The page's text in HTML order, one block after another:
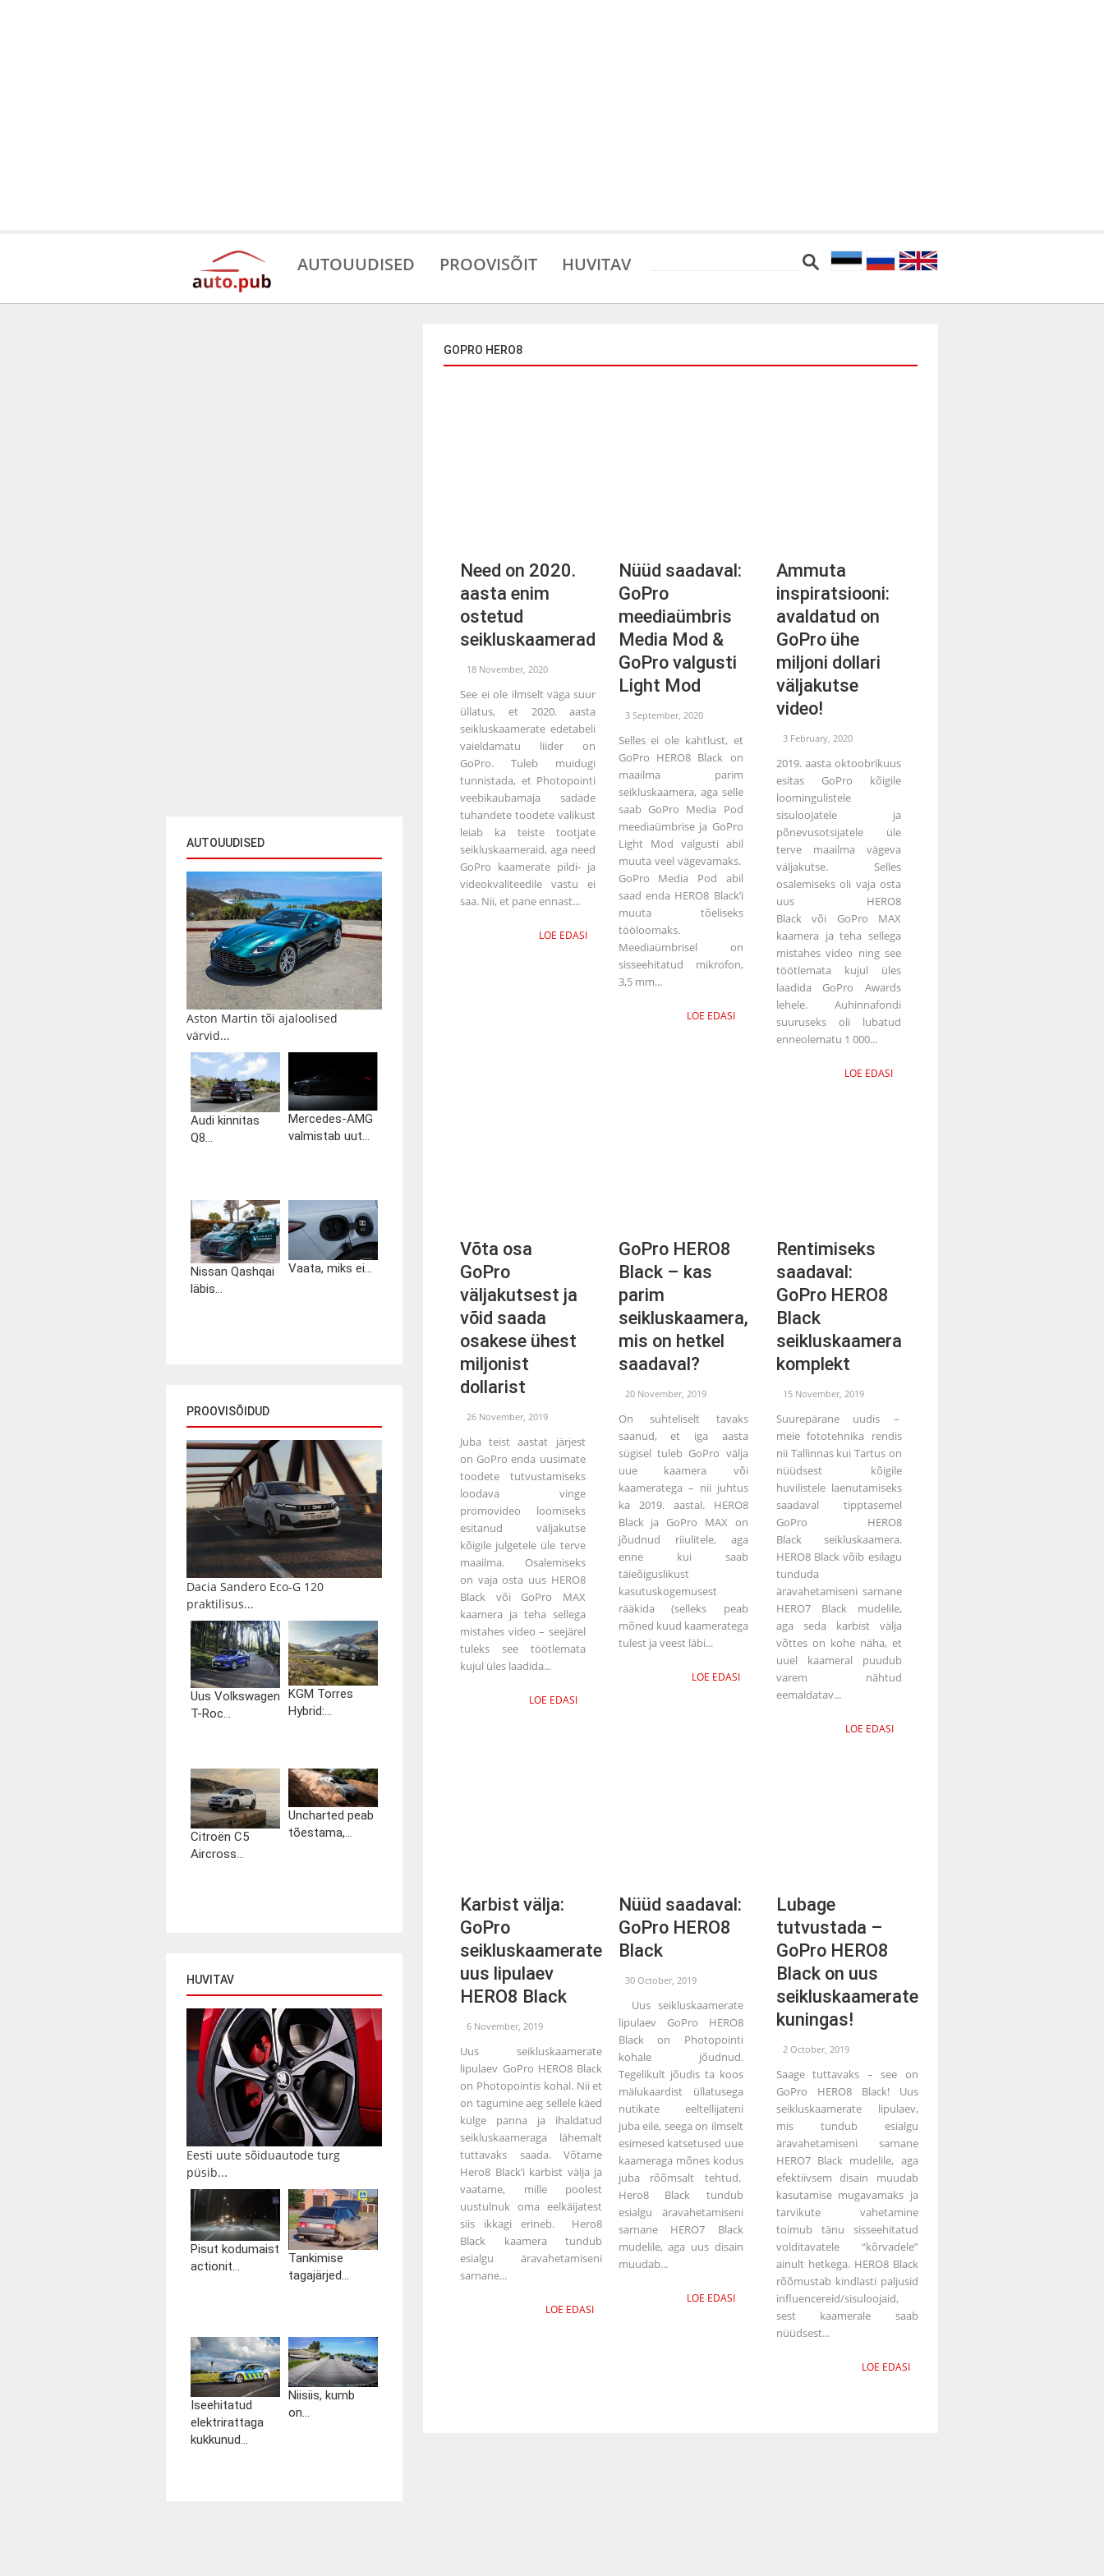
AUTOUUDISED PROOVISÕIT HUVITAV
AUTOUUDISED
Aston Martin tõi ajaloolised
värvid...
Audi kinnitas
Q8...
Mercedes-AMG
valmistab uut...
Nissan Qashqai
läbis...
Vaata, miks ei...
PROOVISÕIDUD
Dacia Sandero Eco-G 120
praktilisus...
Uus Volkswagen
T-Roc...
KGM Torres
Hybrid:...
Citroën C5
Aircross...
Uncharted peab
tõestama,...
HUVITAV
Eesti uute sõiduautode turg
püsib...
Pisut kodumaist
actionit...
Tankimise
tagajärjed...
Iseehitatud
elektrirattaga
kukkunud...
Niisiis, kumb
on...
GOPRO HERO8
Need on 2020.
aasta enim
ostetud
seikluskaamerad
18 November, 2020
See ei ole ilmselt väga suur
üllatus, et 2020. aasta
seikluskaamerate edetabeli
vaieldamatu liider on
GoPro. Tuleb muidugi
tunnistada, et Photopointi
veebikaubamaja sadade
tuhandete toodete valikust
leiab ka teiste tootjate
seikluskaameraid, aga need
GoPro kaamerate pildi- ja
videokvaliteedile vastu ei
saa. Nii, et pane ennast...
LOE EDASI
Nüüd saadaval:
GoPro
meediaümbris
Media Mod &
GoPro valgusti
Light Mod
3 September, 2020
Selles ei ole kahtlust, et
GoPro HERO8 Black on
maailma parim
seikluskaamera, aga selle
saab GoPro Media Pod
meediaümbrise ja GoPro
Light Mod valgusti abil
muuta veel vägevamaks.
GoPro Media Pod abil
saad enda HERO8 Black’i
muuta tõeliseks
tööloomaks.
Meediaümbrisel on
sisseehitatud mikrofon,
3,5 mm...
LOE EDASI
Ammuta
inspiratsiooni:
avaldatud on
GoPro ühe
miljoni dollari
väljakutse
video!
3 February, 2020
2019. aasta oktoobrikuus
esitas GoPro kõigile
loomingulistele
sisuloojatele ja
põnevusotsijatele üle
terve maailma vägeva
väljakutse. Selles
osalemiseks oli vaja osta
uus HERO8
Black või GoPro MAX
kaamera ja teha sellega
mistahes video ning see
töötlemata kujul üles
laadida GoPro Awards
lehele. Auhinnafondi
suuruseks oli lubatud
enneolematu 1 000...
LOE EDASI
Võta osa
GoPro
väljakutsest ja
võid saada
osakese ühest
miljonist
dollarist
26 November, 2019
Juba teist aastat järjest
on GoPro enda uusimate
toodete tutvustamiseks
loodava vinge
promovideo loomiseks
esitanud väljakutse
kõigile julgetele üle terve
maailma. Osalemiseks
on vaja osta uus HERO8
Black või GoPro MAX
kaamera ja teha sellega
mistahes video – seejärel
tuleks see töötlemata
kujul üles laadida...
LOE EDASI
GoPro HERO8
Black – kas
parim
seikluskaamera,
mis on hetkel
saadaval?
20 November, 2019
On suhteliselt tavaks
saanud, et iga aasta
sügisel tuleb GoPro välja
uue kaamera või
kaameratega – nii juhtus
ka 2019. aastal. HERO8
Black ja GoPro MAX on
jõudnud riiulitele, aga
enne kui saab
täieõiguslikust
kasutuskogemusest
rääkida (selleks peab
mõned kuud kaameratega
tulest ja veest läbi...
LOE EDASI
Rentimiseks
saadaval:
GoPro HERO8
Black
seikluskaamera
komplekt
15 November, 2019
Suurepärane uudis –
meie fototehnika rendis
nii Tallinnas kui Tartus on
nüüdsest kõigile
huvilistele laenutamiseks
saadaval tipptasemel
GoPro HERO8
Black seikluskaamera.
HERO8 Black võib esilagu
tunduda
äravahetamiseni sarnane
HERO7 Black mudelile,
aga seda karbist välja
võttes on kohe näha, et
uuel kaameral puudub
varem nähtud
eemaldatav...
LOE EDASI
Karbist välja:
GoPro
seikluskaamerate
uus lipulaev
HERO8 Black
6 November, 2019
Uus seikluskaamerate
lipulaev GoPro HERO8 Black
on Photopointis kohal. Nii et
on tagumine aeg sellele käed
külge panna ja ihaldatud
seikluskaameraga lähemalt
tuttavaks saada. Võtame
Hero8 Black’i karbist välja ja
vaatame, mille poolest
uustulnuk oma eelkäijatest
siis ikkagi erineb. Hero8
Black kaamera tundub
esialgu äravahetamiseni
sarnane...
LOE EDASI
Nüüd saadaval:
GoPro HERO8
Black
30 October, 2019
Uus seikluskaamerate
lipulaev GoPro HERO8
Black on Photopointi
kohale jõudnud.
Tegelikult jõudis ta koos
mälukaardist üllatusega
nutikate eeltellijateni
juba eile, seega on ilmselt
esimesed katsetused uue
kaameraga mõnes kodus
juba rõõmsalt tehtud.
Hero8 Black tundub
esialgu äravahetamiseni
sarnane HERO7 Black
mudelile, aga uus disain
muudab...
LOE EDASI
Lubage
tutvustada –
GoPro HERO8
Black on uus
seikluskaamerate
kuningas!
2 October, 2019
Saage tuttavaks – see on
GoPro HERO8 Black! Uus
seikluskaamerate lipulaev,
mis tundub esialgu
äravahetamiseni sarnane
HERO7 Black mudelile, aga
efektiivsem disain muudab
kasutamise mugavamaks ja
tarvikute vahetamine
toimub tänu sisseehitatud
volditavatele “kõrvadele”
ainult hetkega. HERO8 Black
rõõmustab kindlasti paljusid
influencereid/sisuloojaid,
sest kaamerale saab
nüüdsest...
LOE EDASI